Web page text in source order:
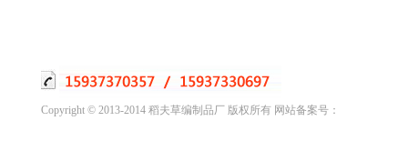
Copyright © 2013-2014 稻夫草编制品厂 版权所有 网站备案号：